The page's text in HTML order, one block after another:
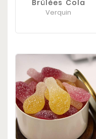
Brûlées Cola
Verquin